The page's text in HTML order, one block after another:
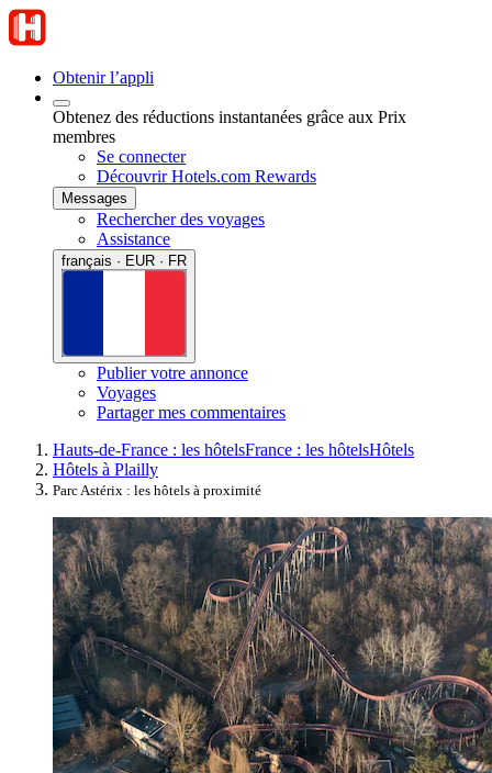
Obtenir l’appli
Obtenez des réductions instantanées grâce aux Prix
membres
Se connecter
Découvrir Hotels.com Rewards
Messages
Rechercher des voyages
Assistance
français · EUR · FR
Publier votre annonce
Voyages
Partager mes commentaires
Hauts-de-France : les hôtelsFrance : les hôtelsHôtels
Hôtels à Plailly
Parc Astérix : les hôtels à proximité